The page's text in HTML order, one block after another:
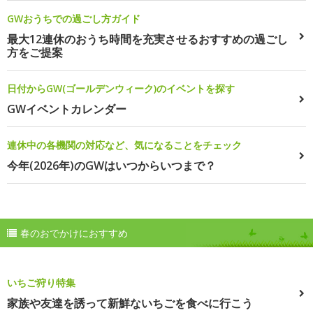
GWおうちでの過ごし方ガイド
最大12連休のおうち時間を充実させるおすすめの過ごし
方をご提案
日付からGW(ゴールデンウィーク)のイベントを探す
GWイベントカレンダー
連休中の各機関の対応など、気になることをチェック
今年(2026年)のGWはいつからいつまで？
春のおでかけにおすすめ
いちご狩り特集
家族や友達を誘って新鮮ないちごを食べに行こう